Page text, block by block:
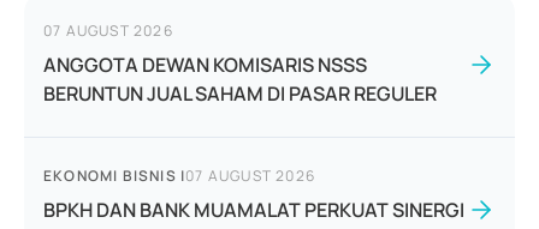
07 AUGUST 2026
ANGGOTA DEWAN KOMISARIS NSSS
BERUNTUN JUAL SAHAM DI PASAR REGULER
EKONOMI BISNIS |07 AUGUST 2026
BPKH DAN BANK MUAMALAT PERKUAT SINERGI